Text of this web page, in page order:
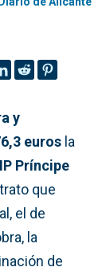
y
euros la
Príncipe
que
el de
la
de